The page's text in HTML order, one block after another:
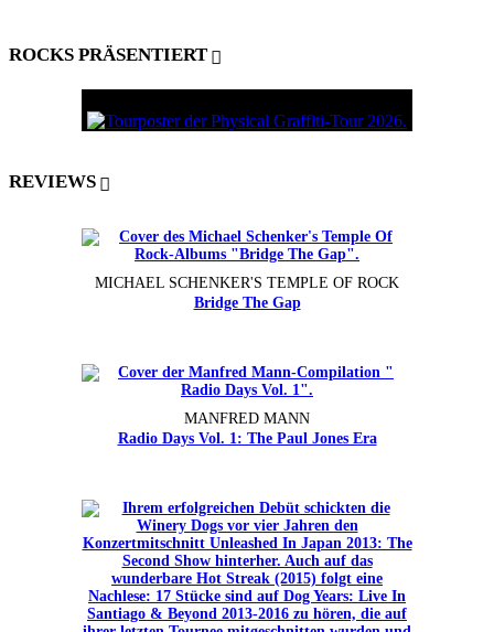
ROCKS PRÄSENTIERT
REVIEWS
MICHAEL SCHENKER'S TEMPLE OF ROCK
Bridge The Gap
MANFRED MANN
Radio Days Vol. 1: The Paul Jones Era